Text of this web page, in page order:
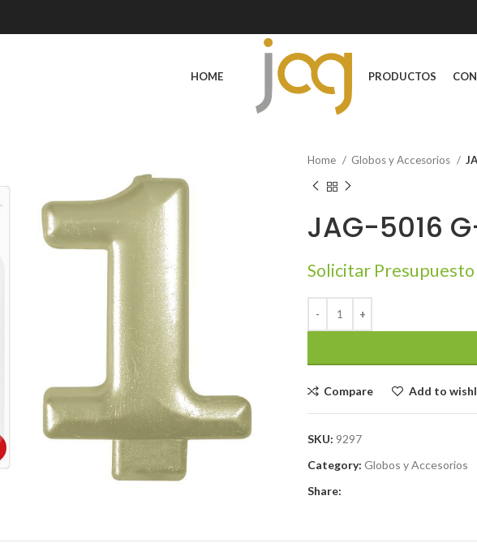
HOME PRODUCTOS
Home Globos y Accesorios
JAG-5016
Solicitar Presupuesto
Compare Add to
SKU: 9297
Category: Globos y Accesorios
Share: